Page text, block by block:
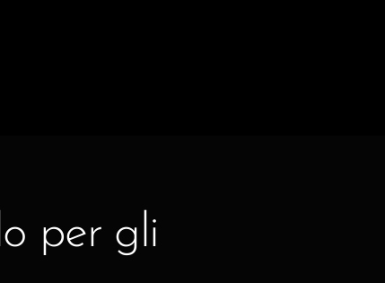
per gli